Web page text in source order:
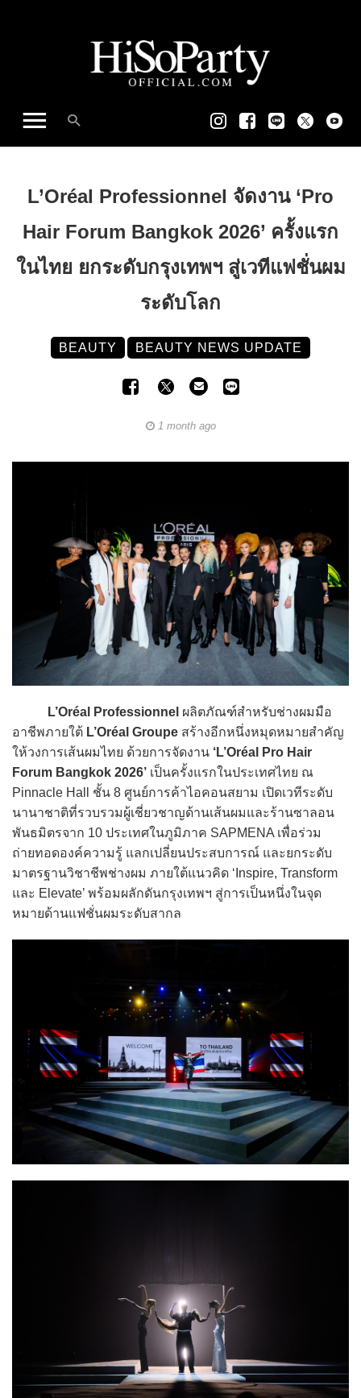
L’Oréal Professionnel จัดงาน ‘Pro
Hair Forum Bangkok 2026’ ครั้งแรก
ในไทย ยกระดับกรุงเทพฯ สู่เวทีแฟชั่นผม
ระดับโลก
BEAUTY BEAUTY NEWS UPDATE
1 month ago
L’Oréal Professionnel ผลิตภัณฑ์สำหรับช่างผมมือ
อาชีพภายใต้ L’Oréal Groupe สร้างอีกหนึ่งหมุดหมายสำคัญ
ให้วงการเส้นผมไทย ด้วยการจัดงาน ‘L’Oréal Pro Hair
Forum Bangkok 2026’ เป็นครั้งแรกในประเทศไทย ณ
Pinnacle Hall ชั้น 8 ศูนย์การค้าไอคอนสยาม เปิดเวทีระดับ
นานาชาติที่รวบรวมผู้เชี่ยวชาญด้านเส้นผมและร้านซาลอน
พันธมิตรจาก 10 ประเทศในภูมิภาค SAPMENA เพื่อร่วม
ถ่ายทอดองค์ความรู้ แลกเปลี่ยนประสบการณ์ และยกระดับ
มาตรฐานวิชาชีพช่างผม ภายใต้แนวคิด ‘Inspire, Transform
และ Elevate’ พร้อมผลักดันกรุงเทพฯ สู่การเป็นหนึ่งในจุด
หมายด้านแฟชั่นผมระดับสากล